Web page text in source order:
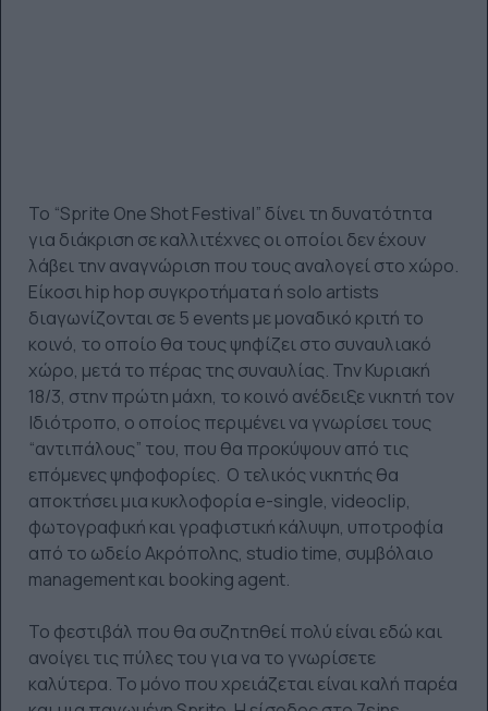
Το “Sprite One Shot Festival” δίνει τη δυνατότητα
για διάκριση σε καλλιτέχνες οι οποίοι δεν έχουν
λάβει την αναγνώριση που τους αναλογεί στο χώρο.
Είκοσι hip hop συγκροτήματα ή solo artists
διαγωνίζονται σε 5 events με μοναδικό κριτή το
κοινό, το οποίο θα τους ψηφίζει στο συναυλιακό
χώρο, μετά το πέρας της συναυλίας. Την Κυριακή
18/3, στην πρώτη μάχη, το κοινό ανέδειξε νικητή τον
Ιδιότροπο, ο οποίος περιμένει να γνωρίσει τους
“αντιπάλους” του, που θα προκύψουν από τις
επόμενες ψηφοφορίες. Ο τελικός νικητής θα
αποκτήσει μια κυκλοφορία e-single, videoclip,
φωτογραφική και γραφιστική κάλυψη, υποτροφία
από το ωδείο Ακρόπολης, studio time, συμβόλαιο
management και booking agent.
Το φεστιβάλ που θα συζητηθεί πολύ είναι εδώ και
ανοίγει τις πύλες του για να το γνωρίσετε
καλύτερα. Το μόνο που χρειάζεται είναι καλή παρέα